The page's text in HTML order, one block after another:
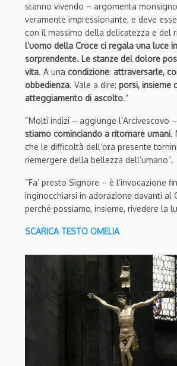
stanno vivendo – argomenta
veramente impressionante, e deve
con il massimo della delicatezza e del
l’uomo della Croce ci regala una luce
sorprendente. Le stanze del dolore
vita. A una condizione: attraversarle,
obbedienza. Vale a dire: porsi, insieme
atteggiamento di ascolto.”
“Molti indizi – aggiunge l’Arcivescovo
stiamo cominciando a ritornare umani.
che le difficoltà dell’ora presente
riemergere della bellezza dell’umano”.
“Fa’ presto Signore – è l’invocazione
inginocchiarsi in adorazione davanti al
perché possiamo, insieme, rivedere la
SCARICA TESTO OMELIA